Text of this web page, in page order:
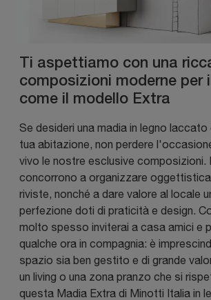
Ti aspettiamo con una
composizioni moderne per
come il modello Extra
Se desideri una madia in legno laccato
tua abitazione, non perdere
vivo le nostre esclusive composizioni.
concorrono a organizzare oggettistica
riviste, nonché a dare valore al locale
perfezione doti di praticità e design.
molto spesso inviterai a casa amici e
qualche ora in compagnia: è
spazio sia ben gestito e di grande
un living o una zona pranzo che si
questa Madia Extra di Minotti Italia in